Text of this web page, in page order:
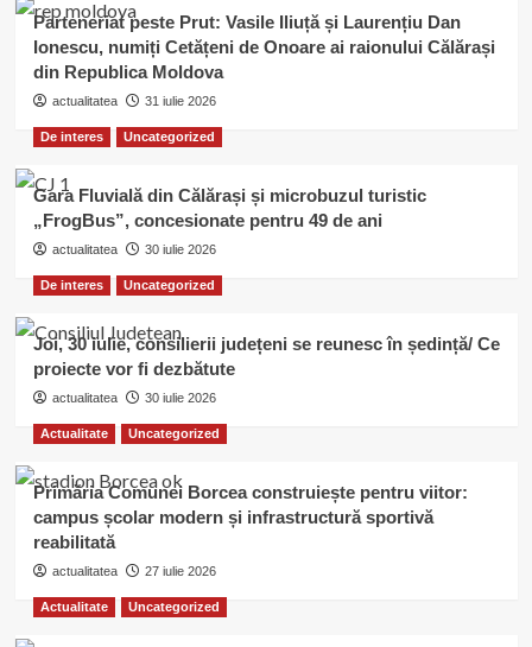
Parteneriat peste Prut: Vasile Iliuță și Laurențiu Dan
Ionescu, numiți Cetățeni de Onoare ai raionului Călărași
din Republica Moldova
actualitatea 31 iulie 2026
De interes Uncategorized
Gara Fluvială din Călărași și microbuzul turistic
„FrogBus”, concesionate pentru 49 de ani
actualitatea 30 iulie 2026
De interes Uncategorized
Joi, 30 iulie, consilierii județeni se reunesc în ședință/ Ce
proiecte vor fi dezbătute
actualitatea 30 iulie 2026
Actualitate Uncategorized
Primăria Comunei Borcea construiește pentru viitor:
campus școlar modern și infrastructură sportivă
reabilitată
actualitatea 27 iulie 2026
Actualitate Uncategorized